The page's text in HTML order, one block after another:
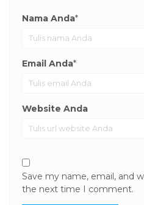
Nama Anda*
Email Anda*
Website Anda
Save my name, email, and
the next time I comment.